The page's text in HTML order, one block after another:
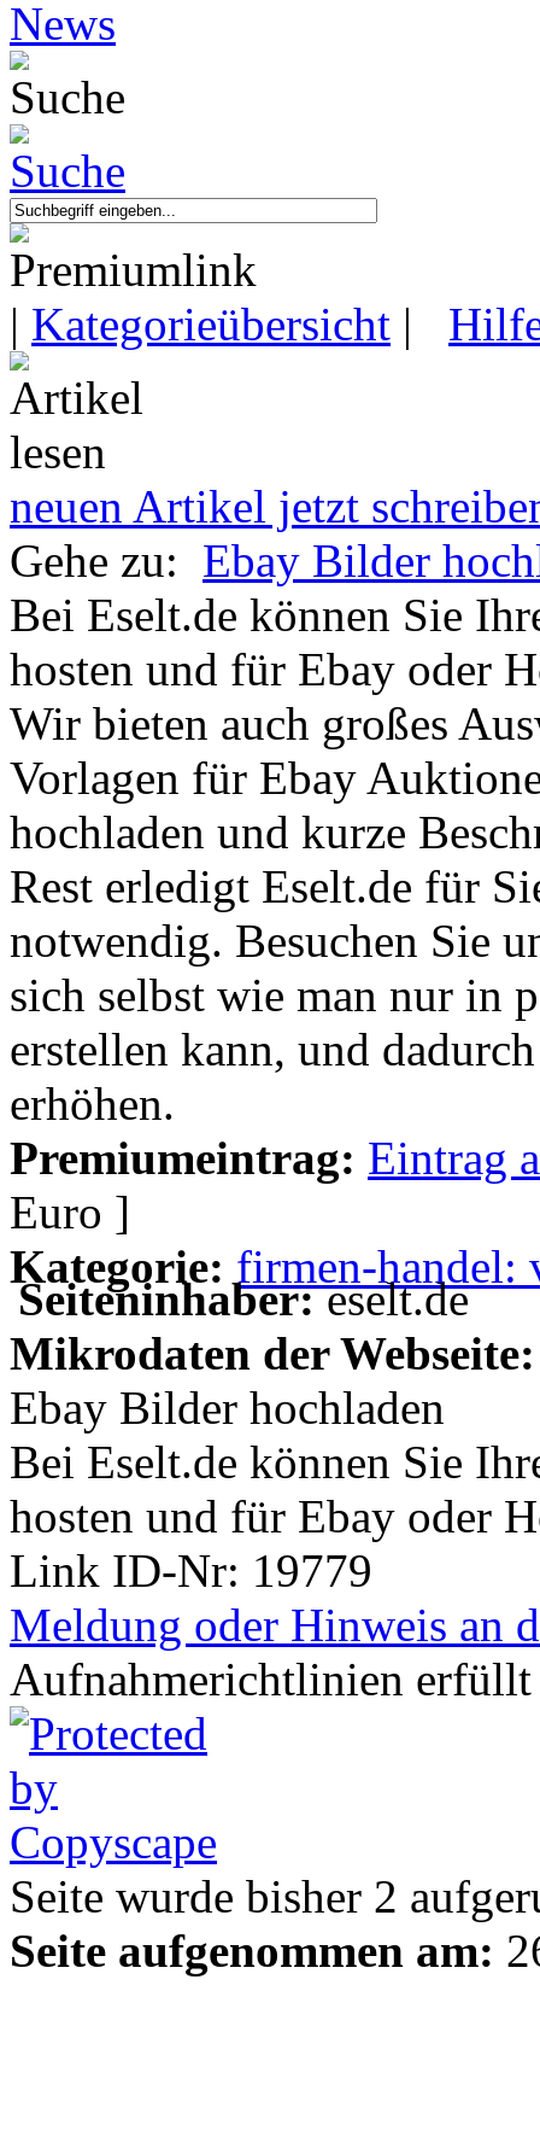
| Kategorieübersicht |
neuen Artikel jetzt
Gehe zu: Ebay Bilder
Bei Eselt.de können Sie
hosten und für Ebay oder
Wir bieten auch großes
Vorlagen für Ebay
hochladen und kurze
Rest erledigt Eselt.de für
notwendig. Besuchen Sie
sich selbst wie man nur in
erstellen kann, und
erhöhen.
Premiumeintrag: Eintrag
Euro ]
Kategorie: firmen-handel:
Seiteninhaber:eselt.de
Mikrodaten der Webseite:
Ebay Bilder hochladen
Bei Eselt.de können Sie
hosten und für Ebay oder
Link ID-Nr: 19779
Meldung oder Hinweis an
Aufnahmerichtlinien erfüllt
Seite wurde bisher 2
Seite aufgenommen am: